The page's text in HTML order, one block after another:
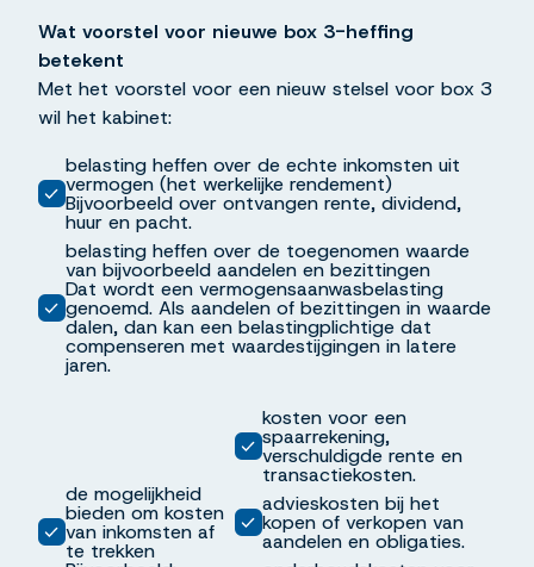
Wat voorstel voor nieuwe box 3-heffing
betekent
Met het voorstel voor een nieuw stelsel voor box 3
wil het kabinet:
belasting heffen over de echte inkomsten uit
vermogen (het werkelijke rendement)
Bijvoorbeeld over ontvangen rente, dividend,
huur en pacht.
belasting heffen over de toegenomen waarde
van bijvoorbeeld aandelen en bezittingen
Dat wordt een vermogensaanwasbelasting
genoemd. Als aandelen of bezittingen in waarde
dalen, dan kan een belastingplichtige dat
compenseren met waardestijgingen in latere
jaren.
de mogelijkheid
bieden om kosten
van inkomsten af
te trekken
kosten voor een
spaarrekening,
verschuldigde rente en
transactiekosten.
advieskosten bij het
kopen of verkopen van
aandelen en obligaties.